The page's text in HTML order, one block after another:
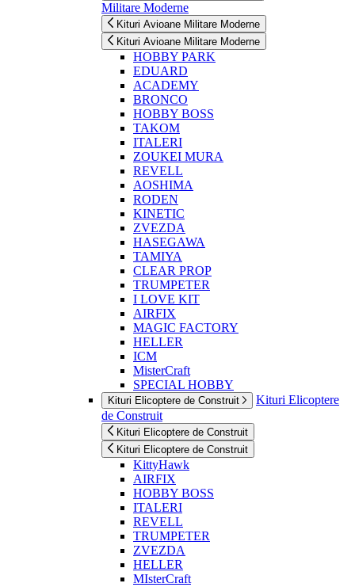
Militare Moderne
Kituri Avioane Militare Moderne
Kituri Avioane Militare Moderne
HOBBY PARK
EDUARD
ACADEMY
BRONCO
HOBBY BOSS
TAKOM
ITALERI
ZOUKEI MURA
REVELL
AOSHIMA
RODEN
KINETIC
ZVEZDA
HASEGAWA
TAMIYA
CLEAR PROP
TRUMPETER
I LOVE KIT
AIRFIX
MAGIC FACTORY
HELLER
ICM
MisterCraft
SPECIAL HOBBY
Kituri Elicoptere de Construit
Kituri Elicoptere
de Construit
Kituri Elicoptere de Construit
Kituri Elicoptere de Construit
KittyHawk
AIRFIX
HOBBY BOSS
ITALERI
REVELL
TRUMPETER
ZVEZDA
HELLER
MIsterCraft